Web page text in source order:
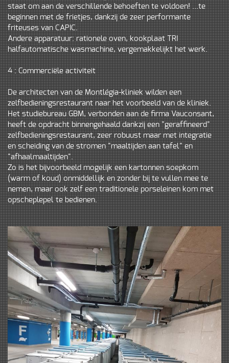
staat om aan de verschillende behoeften te voldoen! ...te
beginnen met de frietjes, dankzij de zeer performante
friteuses van CAPIC.
Andere apparatuur: rationele oven, kookplaat TRI
halfautomatische wasmachine, vergemakkelijkt het werk.
4 : Commerciële activiteit
De architecten van de Montlégia-kliniek wilden een
zelfbedieningsrestaurant naar het voorbeeld van de kliniek.
Het studiebureau GBM, verbonden aan de firma Vauconsant,
heeft de opdracht binnengehaald dankzij een "geraffineerd"
zelfbedieningsrestaurant, zeer robuust maar met integratie
en scheiding van de stromen "maaltijden aan tafel" en
"afhaalmaaltijden".
Zo is het bijvoorbeeld mogelijk een kartonnen soepkom
(warm of koud) onmiddellijk en zonder bij te vullen mee te
nemen, maar ook zelf een traditionele porseleinen kom met
opscheplepel te bedienen.